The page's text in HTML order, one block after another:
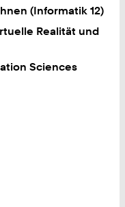
(Informatik 12)
Realität und
Sciences